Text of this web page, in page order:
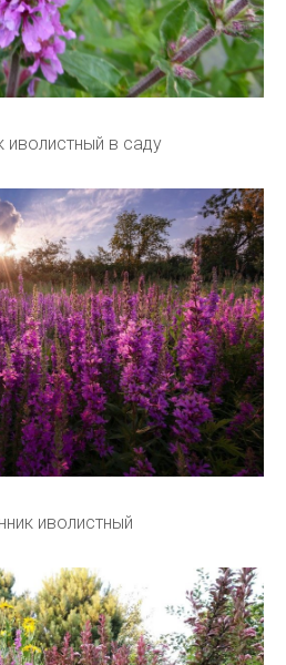
иволистный в саду
иволистный